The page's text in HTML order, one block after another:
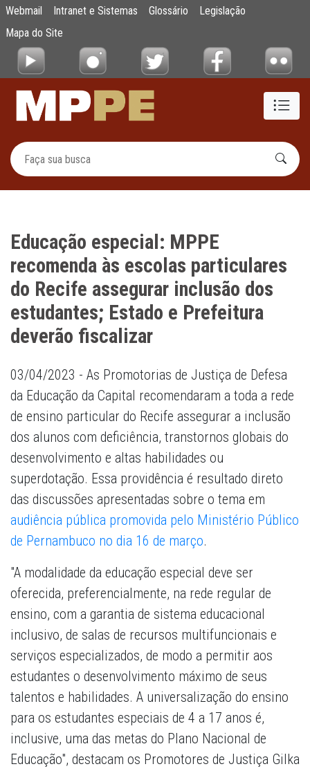
Pular para o Conteúdo principal
Educação especial: MPPE recomenda às
Webmail Intranet e Sistemas Glossário
Legislação
Mapa do Site
Educação especial: MPPE
recomenda às escolas particulares
do Recife assegurar inclusão dos
estudantes; Estado e Prefeitura
deverão fiscalizar
03/04/2023 - As Promotorias de Justiça de Defesa
da Educação da Capital recomendaram a toda a rede
de ensino particular do Recife assegurar a inclusão
dos alunos com deficiência, transtornos globais do
desenvolvimento e altas habilidades ou
superdotação. Essa providência é resultado direto
das discussões apresentadas sobre o tema em
audiência pública promovida pelo Ministério Público
de Pernambuco no dia 16 de março.
"A modalidade da educação especial deve ser
oferecida, preferencialmente, na rede regular de
ensino, com a garantia de sistema educacional
inclusivo, de salas de recursos multifuncionais e
serviços especializados, de modo a permitir aos
estudantes o desenvolvimento máximo de seus
talentos e habilidades. A universalização do ensino
para os estudantes especiais de 4 a 17 anos é,
inclusive, uma das metas do Plano Nacional de
Educação", destacam os Promotores de Justiça Gilka